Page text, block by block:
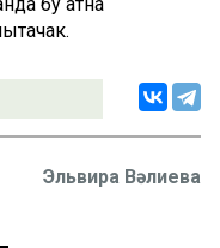
Эльвира Вәлиева